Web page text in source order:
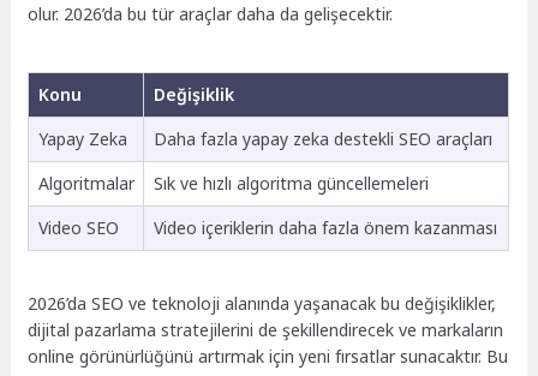
olur. 2026’da bu tür araçlar daha da gelişecektir.
Konu
Değişiklik
Yapay Zeka
Daha fazla yapay zeka destekli SEO araçları
Algoritmalar
Sık ve hızlı algoritma güncellemeleri
Video SEO
Video içeriklerin daha fazla önem kazanması
2026’da SEO ve teknoloji alanında yaşanacak bu değişiklikler,
dijital pazarlama stratejilerini de şekillendirecek ve markaların
online görünürlüğünü artırmak için yeni fırsatlar sunacaktır. Bu